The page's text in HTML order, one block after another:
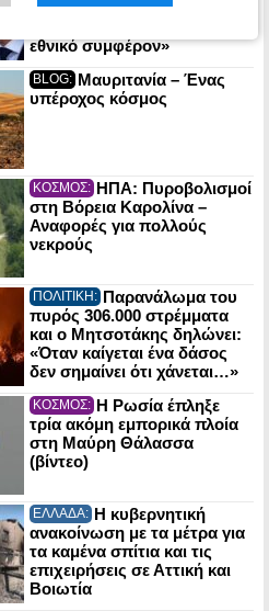
Ελλάδας-Αιγύπτου – Νίκος
εθνικό συμφέρον»
BLOG: Μαυριτανία – Ένας
υπέροχος κόσμος
ΚΟΣΜΟΣ: ΗΠΑ: Πυροβολισμοί
στη Βόρεια Καρολίνα –
Αναφορές για πολλούς
νεκρούς
ΠΟΛΙΤΙΚΗ: Παρανάλωμα του
πυρός 306.000 στρέμματα
και ο Μητσοτάκης δηλώνει:
«Όταν καίγεται ένα δάσος
δεν σημαίνει ότι χάνεται…»
ΚΟΣΜΟΣ: Η Ρωσία έπληξε
τρία ακόμη εμπορικά πλοία
στη Μαύρη Θάλασσα
(βίντεο)
ΕΛΛΑΔΑ: Η κυβερνητική
ανακοίνωση με τα μέτρα για
τα καμένα σπίτια και τις
επιχειρήσεις σε Αττική και
Βοιωτία